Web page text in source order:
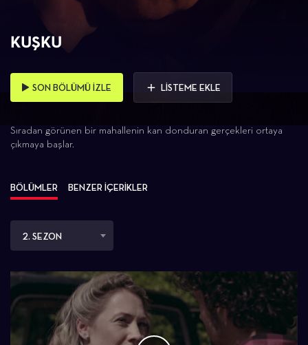
KUŞKU
SON BÖLÜMÜ İZLE LİSTEME EKLE
Sıradan görünen bir mahallenin kan donduran gerçekleri ortaya
çıkmaya başlar.
BÖLÜMLER BENZER İÇERİKLER
2. SEZON